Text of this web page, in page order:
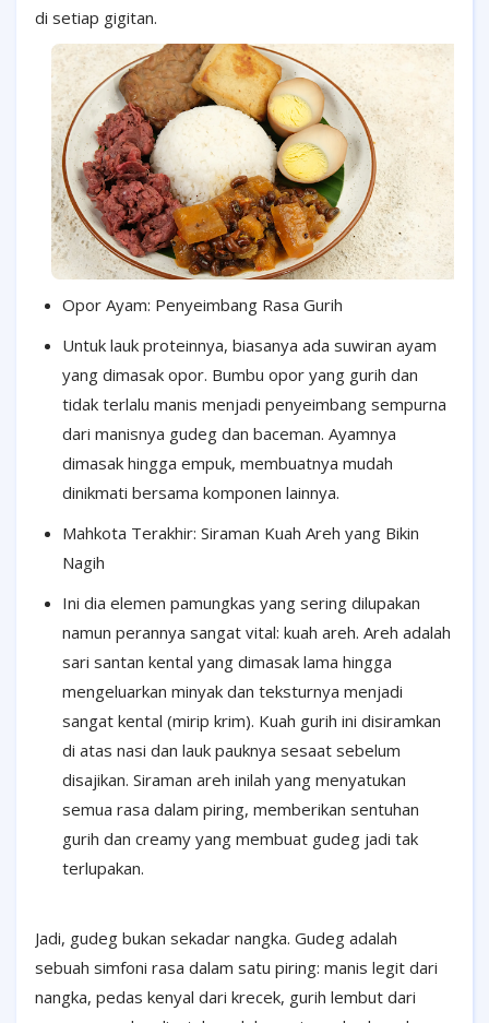
di setiap gigitan.
Opor Ayam: Penyeimbang Rasa Gurih
Untuk lauk proteinnya, biasanya ada suwiran ayam
yang dimasak opor. Bumbu opor yang gurih dan
tidak terlalu manis menjadi penyeimbang sempurna
dari manisnya gudeg dan baceman. Ayamnya
dimasak hingga empuk, membuatnya mudah
dinikmati bersama komponen lainnya.
Mahkota Terakhir: Siraman Kuah Areh yang Bikin
Nagih
Ini dia elemen pamungkas yang sering dilupakan
namun perannya sangat vital: kuah areh. Areh adalah
sari santan kental yang dimasak lama hingga
mengeluarkan minyak dan teksturnya menjadi
sangat kental (mirip krim). Kuah gurih ini disiramkan
di atas nasi dan lauk pauknya sesaat sebelum
disajikan. Siraman areh inilah yang menyatukan
semua rasa dalam piring, memberikan sentuhan
gurih dan creamy yang membuat gudeg jadi tak
terlupakan.
Jadi, gudeg bukan sekadar nangka. Gudeg adalah
sebuah simfoni rasa dalam satu piring: manis legit dari
nangka, pedas kenyal dari krecek, gurih lembut dari